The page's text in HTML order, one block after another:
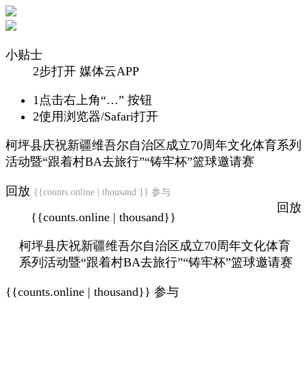
小贴士
2步打开 媒体云APP
1点击右上角“…” 按钮
2使用浏览器/Safari打开
柯坪县庆祝新疆维吾尔自治区成立70周年文化体育系列
活动暨“跟着村BA去旅行”“铸牢杯”篮球邀请赛
回放 {{counts.online | thousand }} 参与
{{counts.online | thousand}}
回放
柯坪县庆祝新疆维吾尔自治区成立70周年文化体育
系列活动暨“跟着村BA去旅行”“铸牢杯”篮球邀请赛
{{counts.online | thousand}} 参与